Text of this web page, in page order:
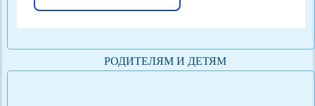
РОДИТЕЛЯМ И ДЕТЯМ